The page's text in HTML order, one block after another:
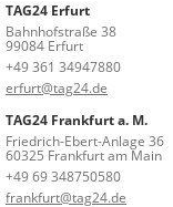
TAG24 Erfurt
Bahnhofstraße 38
99084 Erfurt
+49 361 34947880
erfurt@tag24.de
TAG24 Frankfurt a. M.
Friedrich-Ebert-Anlage 36
60325 Frankfurt am Main
+49 69 348750580
frankfurt@tag24.de